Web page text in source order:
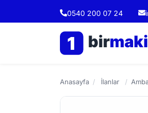
0540 200 07 24
1 bir
Anasayfa / İlanlar /